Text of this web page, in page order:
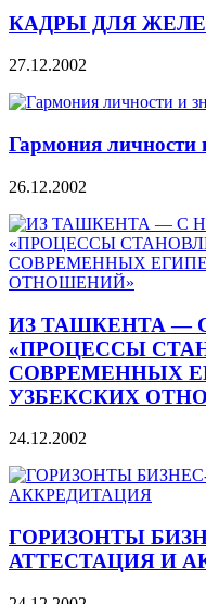
КАДРЫ ДЛЯ
27.12.2002
Гармония личности
26.12.2002
ИЗ ТАШКЕНТА —
«ПРОЦЕССЫ
СОВРЕМЕННЫХ
УЗБЕКСКИХ
24.12.2002
ГОРИЗОНТЫ
АТТЕСТАЦИЯ И